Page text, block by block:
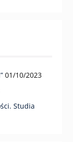
01/10/2023
Studia